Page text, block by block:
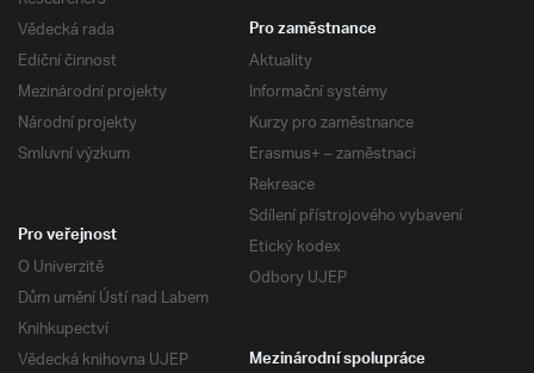
Vědecká rada
Ediční činnost
Mezinárodní projekty
Národní projekty
Smluvní výzkum
Pro zaměstnance
Aktuality
Informační systémy
Kurzy pro zaměstnance
Erasmus+ – zaměstnaci
Rekreace
Sdílení přístrojového vybavení
Etický kodex
Odbory UJEP
Pro veřejnost
O Univerzitě
Dům umění Ústí nad Labem
Knihkupectví
Vědecká knihovna UJEP
Mezinárodní spolupráce